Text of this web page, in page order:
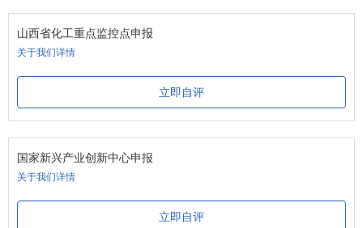
山西省化工重点监控点申报
关于我们详情
立即自评
国家新兴产业创新中心申报
关于我们详情
立即自评